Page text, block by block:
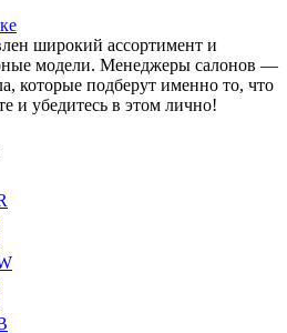
широкий ассортимент и
модели. Менеджеры салонов —
которые подберут именно то, что
и убедитесь в этом лично!